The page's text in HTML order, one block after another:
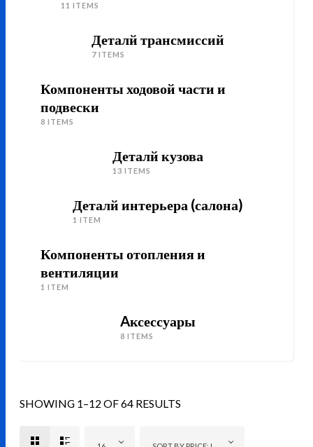
11 ITEMS
Деталй трансмиссий
7 ITEMS
Компоненты ходовой части и
подвески
8 ITEMS
Деталй кузова
13 ITEMS
Деталй интерьера (салона)
1 ITEM
Компоненты отопления и
вентиляции
1 ITEM
Aксессуары
8 ITEMS
SHOWING 1–12 OF 64 RESULTS